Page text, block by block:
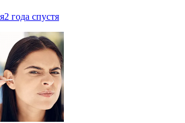
2 года спустя